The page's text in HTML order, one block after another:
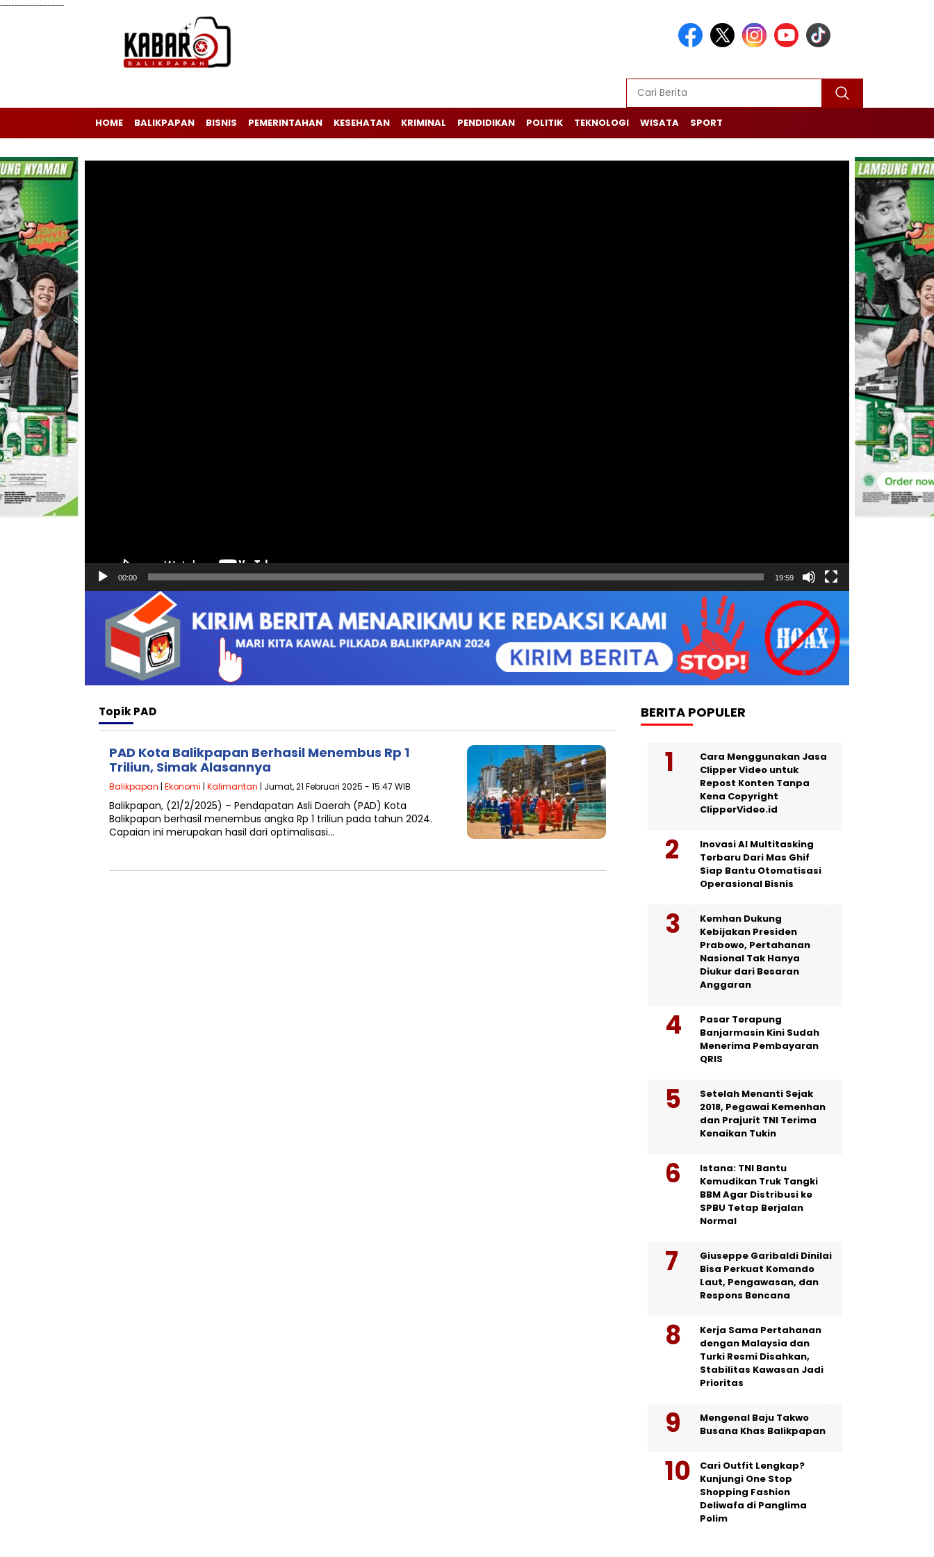
-----------------------
HOME BALIKPAPAN BISNIS PEMERINTAHAN KESEHATAN KRIMINAL PENDIDIKAN POLITIK TEKNOLOGI WISATA SPORT
00:00 19:59
TopikPAD
PAD Kota Balikpapan Berhasil Menembus Rp 1
Triliun, Simak Alasannya
Balikpapan | Ekonomi | Kalimantan | Jumat, 21 Februari 2025 - 15:47 WIB
Balikpapan, (21/2/2025) – Pendapatan Asli Daerah (PAD) Kota
Balikpapan berhasil menembus angka Rp 1 triliun pada tahun 2024.
Capaian ini merupakan hasil dari optimalisasi…
BERITA POPULER
Cara Menggunakan Jasa
Clipper Video untuk
Repost Konten Tanpa
Kena Copyright
ClipperVideo.id
Inovasi AI Multitasking
Terbaru Dari Mas Ghif
Siap Bantu Otomatisasi
Operasional Bisnis
Kemhan Dukung
Kebijakan Presiden
Prabowo, Pertahanan
Nasional Tak Hanya
Diukur dari Besaran
Anggaran
Pasar Terapung
Banjarmasin Kini Sudah
Menerima Pembayaran
QRIS
Setelah Menanti Sejak
2018, Pegawai Kemenhan
dan Prajurit TNI Terima
Kenaikan Tukin
Istana: TNI Bantu
Kemudikan Truk Tangki
BBM Agar Distribusi ke
SPBU Tetap Berjalan
Normal
Giuseppe Garibaldi Dinilai
Bisa Perkuat Komando
Laut, Pengawasan, dan
Respons Bencana
Kerja Sama Pertahanan
dengan Malaysia dan
Turki Resmi Disahkan,
Stabilitas Kawasan Jadi
Prioritas
Mengenal Baju Takwo
Busana Khas Balikpapan
Cari Outfit Lengkap?
Kunjungi One Stop
Shopping Fashion
Deliwafa di Panglima
Polim